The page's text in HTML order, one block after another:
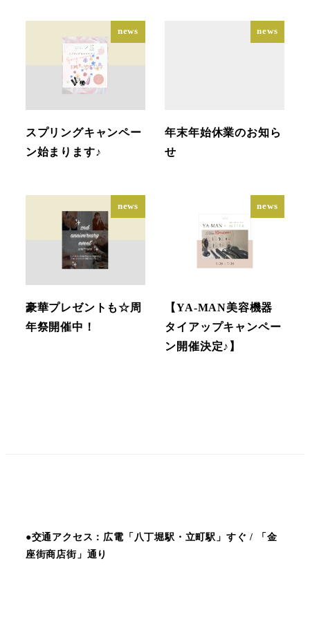
news
スプリングキャンペー
ン始まります♪
news
年末年始休業のお知ら
せ
news
豪華プレゼントも☆周
年祭開催中！
news
【YA-MAN美容機器
タイアップキャンペー
ン開催決定♪】
●交通アクセス：広電「八丁堀駅・立町駅」すぐ / 「金
座街商店街」通り